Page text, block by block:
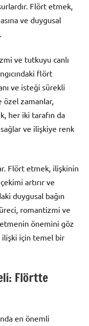
Flört etmek,
ve duygusal
ve tutkuyu canlı
flört
ve isteği sürekli
özel zamanlar,
her iki tarafın da
ve ilişkiye renk
Flört etmek, ilişkinin
artırır ve
duygusal bağın
romantizmi ve
önemini göz
ilişki için temel bir
Flörtte
en önemli